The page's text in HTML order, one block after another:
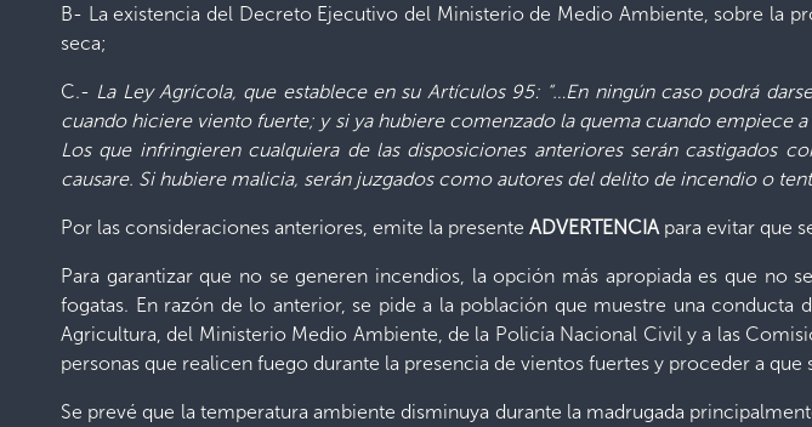
B- La existencia del Decreto Ejecutivo del Ministerio de Medio Ambiente, sobre la
seca;
C.- La Ley Agrícola, que establece en su Artículos 95: “…En ningún caso podrá
cuando hiciere viento fuerte; y si ya hubiere comenzado la quema cuando empiece
Los que infringieren cualquiera de las disposiciones anteriores serán
causare. Si hubiere malicia, serán juzgados como autores del delito de incendio o
Por las consideraciones anteriores, emite la presente ADVERTENCIApara evitar que
Para garantizar que no se generen incendios, la opción más apropiada es que
fogatas. En razón de lo anterior, se pide a la población que muestre una conducta
Agricultura, del Ministerio Medio Ambiente, de la Policía Nacional Civil y a las
personas que realicen fuego durante la presencia de vientos fuertes y proceder a
Se prevé que la temperatura ambiente disminuya durante la madrugada